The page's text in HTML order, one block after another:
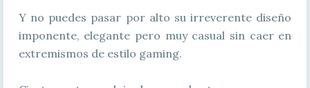
Y no puedes pasar por alto su irreverente diseño
imponente, elegante pero muy casual sin caer en
extremismos de estilo gaming.